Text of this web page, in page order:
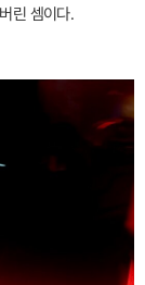
린 셈이다.